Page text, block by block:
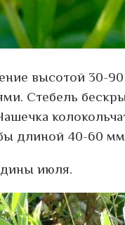
высотой 30-
Стебель
длиной 40-60
июля.